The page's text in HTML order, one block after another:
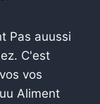
Pas auussi
C'est
vos
Aliment